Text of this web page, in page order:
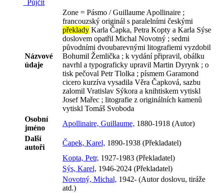
Půjčit
Názvové
údaje
Zone = Pásmo / Guillaume Apollinaire ;
francouzský originál s paralelními českými
překlady Karla Čapka, Petra Kopty a Karla Sýse
doslovem opatřil Michal Novotný ; sedmi
původními dvoubarevnými litografiemi vyzdobil
Bohumil Žemlička ; k vydání připravil, obálku
navrhl a typograficky upravil Martin Dyrynk ; o
tisk pečoval Petr Tlolka ; písmem Garamond
cicero kurzíva vysadila Věra Čapková, sazbu
zalomil Vratislav Sýkora a knihtiskem vytiskl
Josef Mařec ; litografie z originálních kamenů
vytiskl Tomáš Svoboda
Osobní
jméno
Apollinaire, Guillaume, 1880-1918 (Autor)
Další
autoři
Čapek, Karel, 1890-1938 (Překladatel)
Kopta, Petr, 1927-1983 (Překladatel)
Sýs, Karel, 1946-2024 (Překladatel)
Novotný, Michal, 1942- (Autor doslovu, tiráže
atd.)